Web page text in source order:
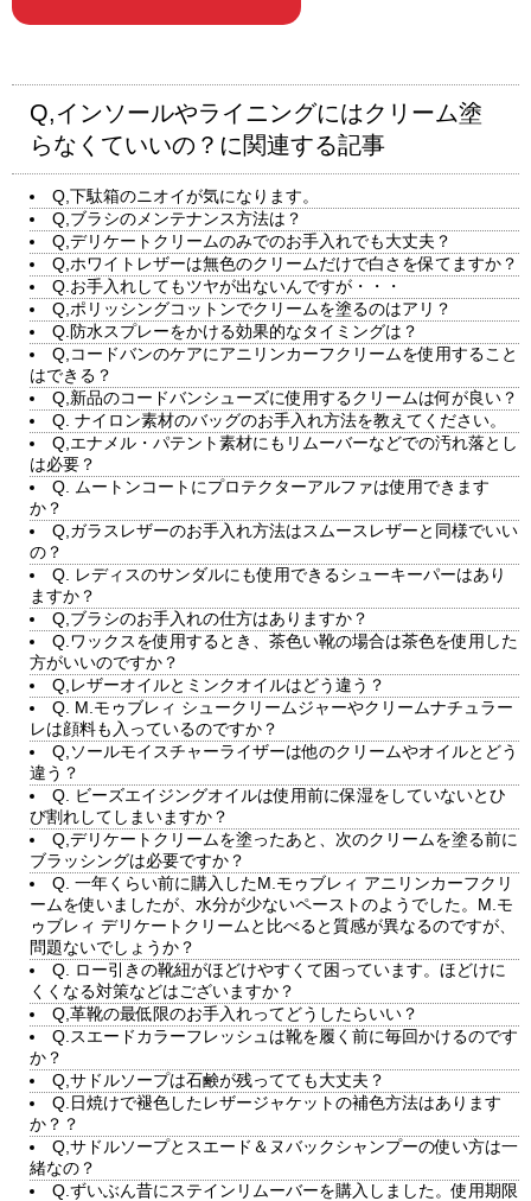
Q,インソールやライニングにはクリーム塗
らなくていいの？に関連する記事
Q,下駄箱のニオイが気になります。
Q,ブラシのメンテナンス方法は？
Q,デリケートクリームのみでのお手入れでも大丈夫？
Q,ホワイトレザーは無色のクリームだけで白さを保てますか？
Q.お手入れしてもツヤが出ないんですが・・・
Q,ポリッシングコットンでクリームを塗るのはアリ？
Q.防水スプレーをかける効果的なタイミングは？
Q,コードバンのケアにアニリンカーフクリームを使用すること
はできる？
Q,新品のコードバンシューズに使用するクリームは何が良い？
Q. ナイロン素材のバッグのお手入れ方法を教えてください。
Q,エナメル・パテント素材にもリムーバーなどでの汚れ落とし
は必要？
Q. ムートンコートにプロテクターアルファは使用できます
か？
Q,ガラスレザーのお手入れ方法はスムースレザーと同様でいい
の？
Q. レディスのサンダルにも使用できるシューキーパーはあり
ますか？
Q,ブラシのお手入れの仕方はありますか？
Q.ワックスを使用するとき、茶色い靴の場合は茶色を使用した
方がいいのですか？
Q,レザーオイルとミンクオイルはどう違う？
Q. M.モゥブレィ シュークリームジャーやクリームナチュラー
レは顔料も入っているのですか？
Q,ソールモイスチャーライザーは他のクリームやオイルとどう
違う？
Q. ビーズエイジングオイルは使用前に保湿をしていないとひ
び割れしてしまいますか？
Q,デリケートクリームを塗ったあと、次のクリームを塗る前に
ブラッシングは必要ですか？
Q. 一年くらい前に購入したM.モゥブレィ アニリンカーフクリ
ームを使いましたが、水分が少ないペーストのようでした。M.モ
ゥブレィ デリケートクリームと比べると質感が異なるのですが、
問題ないでしょうか？
Q. ロー引きの靴紐がほどけやすくて困っています。ほどけに
くくなる対策などはございますか？
Q,革靴の最低限のお手入れってどうしたらいい？
Q.スエードカラーフレッシュは靴を履く前に毎回かけるのです
か？
Q,サドルソープは石鹸が残ってても大丈夫？
Q.日焼けで褪色したレザージャケットの補色方法はあります
か？？
Q,サドルソープとスエード＆ヌバックシャンプーの使い方は一
緒なの？
Q.ずいぶん昔にステインリムーバーを購入しました。使用期限